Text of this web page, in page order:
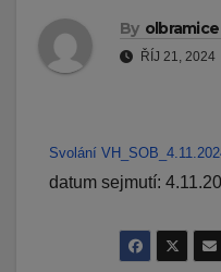
By olbramice
ŘÍJ 21, 2024
Svolání
datum sejmutí: